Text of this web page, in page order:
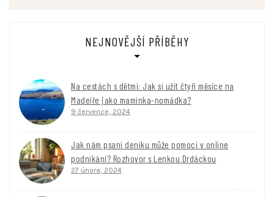
NEJNOVĚJŠÍ PŘÍBĚHY
Na cestách s dětmi: Jak si užít čtyři měsíce na
Madeiře jako maminka-nomádka?
9 července, 2024
Jak nám psaní deníku může pomoci v online
podnikání? Rozhovor s Lenkou Drdáckou
27 února, 2024